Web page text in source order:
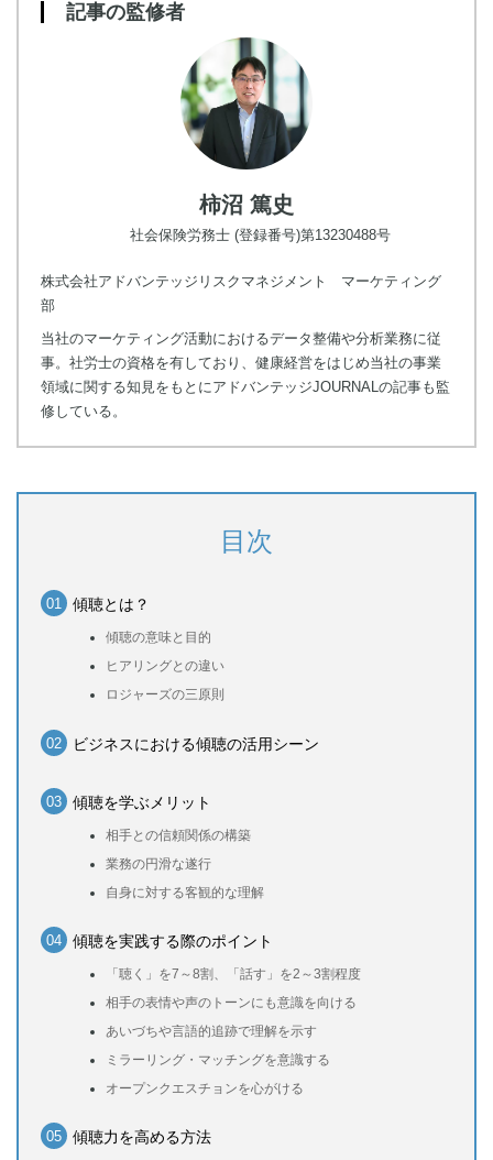
記事の監修者
柿沼 篤史
社会保険労務士 (登録番号)第13230488号
株式会社アドバンテッジリスクマネジメント マーケティング
部
当社のマーケティング活動におけるデータ整備や分析業務に従
事。社労士の資格を有しており、健康経営をはじめ当社の事業
領域に関する知見をもとにアドバンテッジJOURNALの記事も監
修している。
目次
傾聴とは？
傾聴の意味と目的
ヒアリングとの違い
ロジャーズの三原則
ビジネスにおける傾聴の活用シーン
傾聴を学ぶメリット
相手との信頼関係の構築
業務の円滑な遂行
自身に対する客観的な理解
傾聴を実践する際のポイント
「聴く」を7～8割、「話す」を2～3割程度
相手の表情や声のトーンにも意識を向ける
あいづちや言語的追跡で理解を示す
ミラーリング・マッチングを意識する
オープンクエスチョンを心がける
傾聴力を高める方法